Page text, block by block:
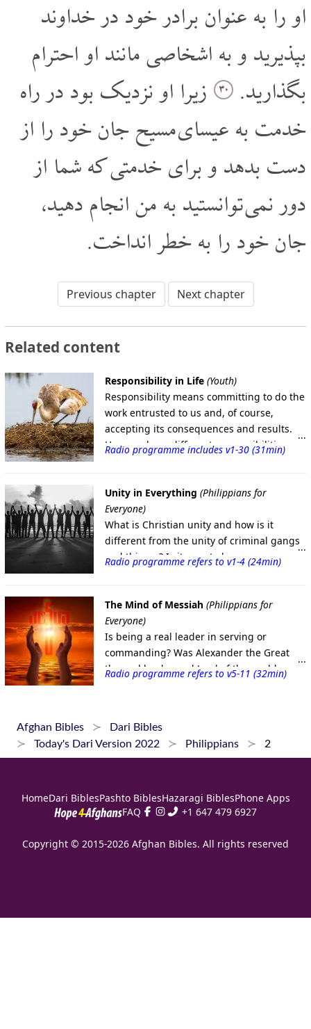
او را به عنوان برادر خود در خداوند
بپذیرید و به اشخاصی مانند او احترام
بگذارید.
۳۰ زیرا او نزدیک بود در راه
خدمت به عیسای مسیح جان خود را از
دست بدهد و برای خدمتی که شما از
دور نمی توانستید به من انجام دهید،
جان خود را به خطر انداخت.
Previous chapter Next chapter
Related content
Responsibility in Life (Youth)
Responsibility means committing to do the
work entrusted to us and, of course,
accepting its consequences and results.
Humans have different responsibilities
responsibility towards family,
responsibility towards society and
responsibility at work. The skill of
responsibility is one of the most important
skills that young people pay attention to, it
us. The skill of responsibility and order
both in your personal life and in your work
life will lead you to significant success and
make you a reliable person.
Radio programme includes v1-30 (31min)
‌Unity in Everything (Philippians for
Everyone)
What is Christian unity and how is it
different from the unity of criminal gangs
and thieves? Is it easy to have a common
How can we know others better than we
do? In order to have mutual love, we need
to know others better than ourselves.
Radio programme refers to v1-4 (24min)
The Mind of Messiah (Philippians for
Everyone)
Is being a real leader in serving or
commanding? Was Alexander the Great
the real leader and Lord of the world or
Christ thought about being a true leader?
Our way of thinking should be like the way
Radio programme refers to v5-11 (32min)
Afghan Bibles
Dari Bibles
Today's Dari Version 2022
Philippians 2
HomeDari BiblesPashto BiblesHazaragi BiblesPhone Apps
FAQ
+1 647 479 6927
Copyright © 2015-2026 Afghan Bibles. All rights reserved